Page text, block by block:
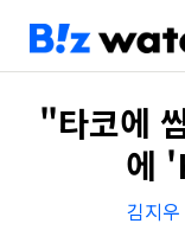
"타코에
에
김지